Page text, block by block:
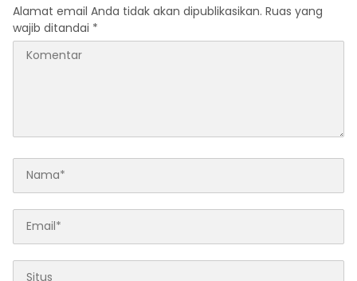
Alamat email Anda tidak akan dipublikasikan. Ruas yang
wajib ditandai *